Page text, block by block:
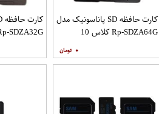
کارت حافظه SD پاناسونیک مدل
Rp-SDZA64G کلاس 10
استاندارد v90 سرعت 170Mps
ظرفیت 64 گیگابایت
۰
ظرفیت 32 گیگابایت